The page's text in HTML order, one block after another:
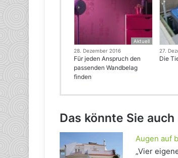
Aktuell
28. Dezember 2016
Für jeden Anspruch den
passenden Wandbelag
finden
27.
Die
Das könnte Sie
Augen auf
„Vier